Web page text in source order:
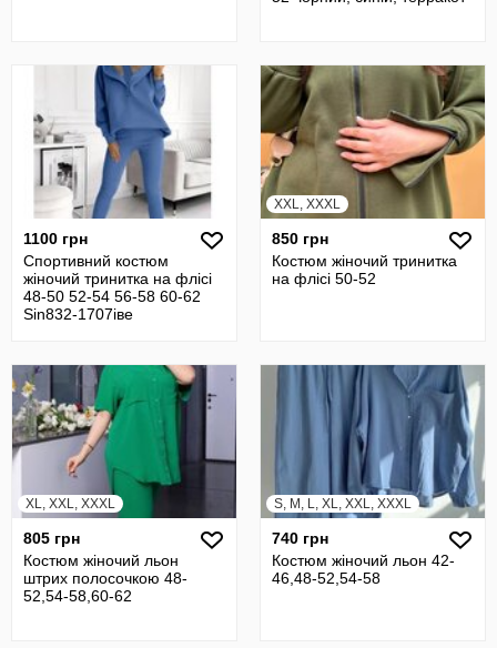
1100 грн
Спортивний костюм
жіночий тринитка на флісі
48-50 52-54 56-58 60-62
Sin832-1707iве
XXL, XXXL
850 грн
Костюм жіночий тринитка
на флісі 50-52
XL, XXL, XXXL
805 грн
Костюм жіночий льон
штрих полосочкою 48-
52,54-58,60-62
S, M, L, XL, XXL, XXXL
740 грн
Костюм жіночий льон 42-
46,48-52,54-58